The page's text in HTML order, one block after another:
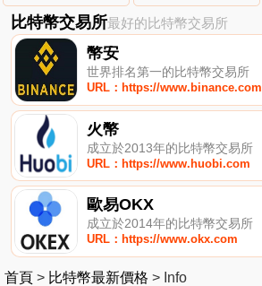
比特幣交易所最好的比特幣交易所
幣安
世界排名第一的比特幣交易所
URL：https://www.binance.com
火幣
成立於2013年的比特幣交易所
URL：https://www.huobi.com
歐易OKX
成立於2014年的比特幣交易所
URL：https://www.okx.com
首頁 > 比特幣最新價格 > Info